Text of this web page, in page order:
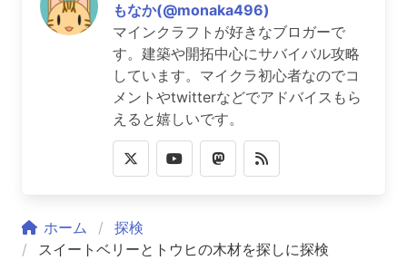
もなか(@monaka496)
マインクラフトが好きなブロガーで
す。建築や開拓中心にサバイバル攻略
しています。マイクラ初心者なのでコ
メントやtwitterなどでアドバイスもら
えると嬉しいです。
ホーム
探検
スイートベリーとトウヒの木材を探しに探検